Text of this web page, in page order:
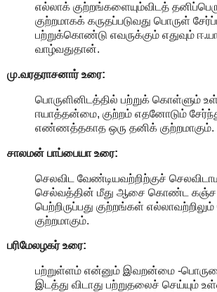
எல்லாக் குற்றங்களையும்விடத்
குற்றமாகக் கருதப்படுவது பொருள்
பற்றுக்கொண்டு எவருக்கும் எதுவும்
வாழ்வதுதான்.
மு.வரதராசனார்உரை:
பொருளினிடத்தில் பற்றுக் கொள்ளும்
ஈயாத்தன்மை, குற்றம் எதனோடும்
எண்ணத்தகாத ஒரு தனிக் குற்றமாகும்.
சாலமன் பாப்பையா உரை:
செலவிட வேண்டியவற்றிற்குச்
செல்வத்தின் மீது ஆசை கொண்ட
பெற்றிருப்பது குற்றங்கள்
குற்றமாகும்.
பரிமேலழகர் உரை:
பற்றுள்ளம் என்னும் இவறன்மை -
இடத்து விடாது பற்றுதலைச் செய்யும்